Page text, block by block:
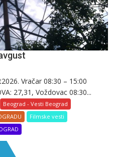
Vračar 08:30 – 15:00
27,31, Voždovac 08:30...
Beograd - Vesti Beograd
Filmske vesti